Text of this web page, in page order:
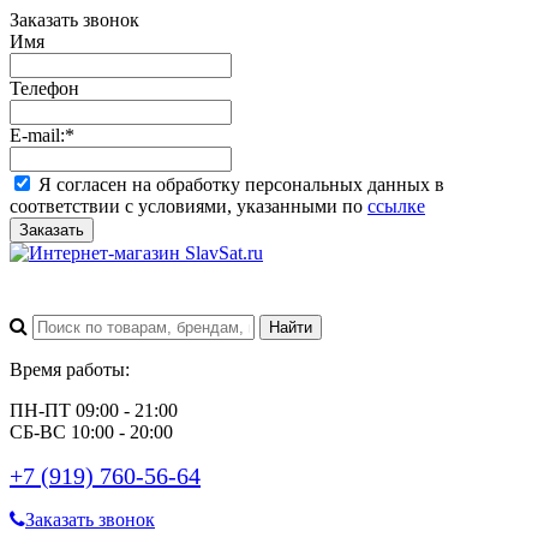
Заказать звонок
Имя
Телефон
E-mail:*
Я согласен на обработку персональных данных в
соответствии с условиями, указанными по ссылке
Заказать
Время работы:
ПН-ПТ 09:00 - 21:00
СБ-ВС 10:00 - 20:00
+7 (919) 760-56-64
Заказать звонок